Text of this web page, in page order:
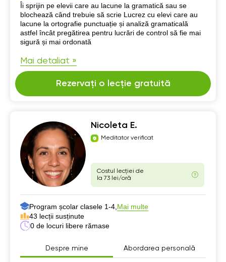
Despre mine
Îi sprijin pe elevii care au lacune la gramatică sau se
blochează când trebuie să scrie Lucrez cu elevi care au
lacune la ortografie punctuație și analiză gramaticală
astfel încât pregătirea pentru lucrări de control să fie mai
sigură și mai ordonată
Mai detaliat »
Rezervați o lecție gratuită
Nicoleta E.
Meditator verificat
Costul lecției de
la 73 lei/oră
Program școlar clasele 1-4, Mai multe
43 lecții susținute
0 de locuri libere rămase
Despre mine Abordarea personală